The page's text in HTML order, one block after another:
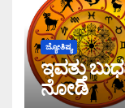
ಜ್ಯೋತಿಷ್ಯ
ಇವತ್ತು
ನೋಡಿ